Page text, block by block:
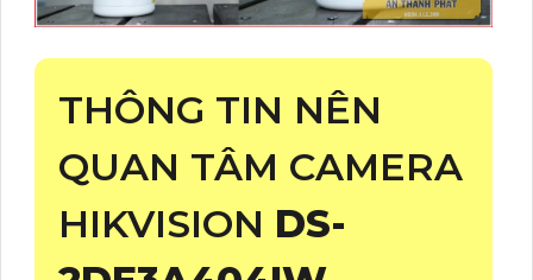
THÔNG TIN NÊN
QUAN TÂM CAMERA
HIKVISION DS-